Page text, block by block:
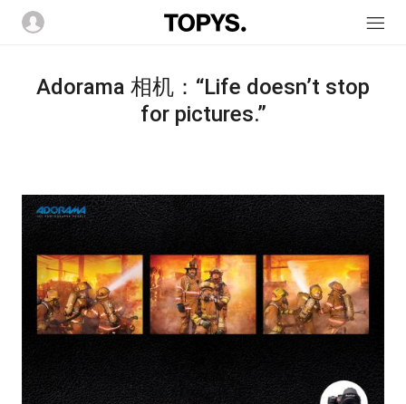
Adorama 相机：“Life doesn’t stop
for pictures.”